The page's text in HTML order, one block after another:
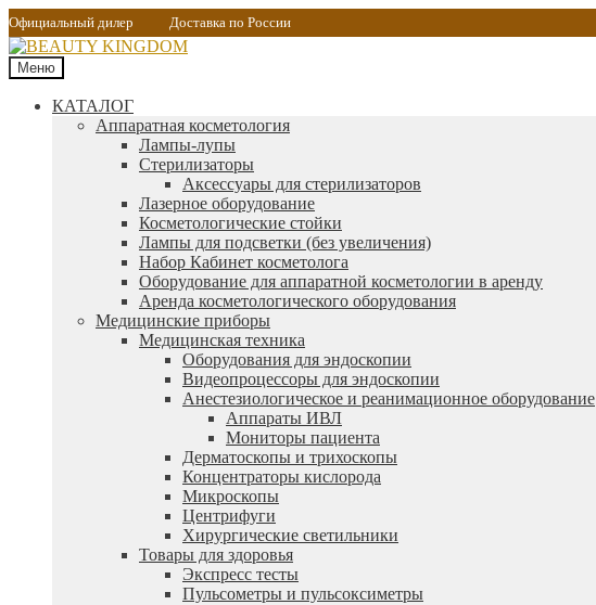
Официальный дилер Доставка по России
Меню
КАТАЛОГ
Аппаратная косметология
Лампы-лупы
Стерилизаторы
Аксессуары для стерилизаторов
Лазерное оборудование
Косметологические стойки
Лампы для подсветки (без увеличения)
Набор Кабинет косметолога
Оборудование для аппаратной косметологии в аренду
Аренда косметологического оборудования
Медицинские приборы
Медицинская техника
Оборудования для эндоскопии
Видеопроцессоры для эндоскопии
Анестезиологическое и реанимационное оборудование
Аппараты ИВЛ
Мониторы пациента
Дерматоскопы и трихоскопы
Концентраторы кислорода
Микроскопы
Центрифуги
Xирургические светильники
Товары для здоровья
Экспресс тесты
Пульсометры и пульсоксиметры